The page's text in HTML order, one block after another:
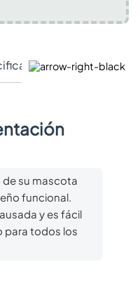
Técnicas
de su mascota
funcional.
y es fácil
para todos los